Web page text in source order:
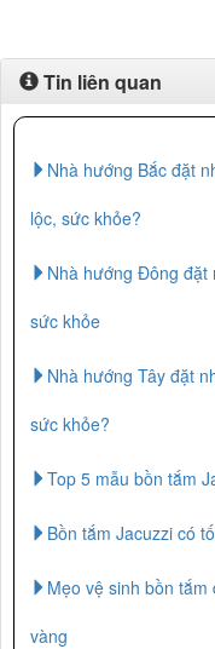
Tin liên quan
Nhà hướng Bắc đặt
lộc, sức khỏe?
Nhà hướng Đông đặt
sức khỏe
Nhà hướng Tây đặt
sức khỏe?
Top 5 mẫu bồn tắm
Bồn tắm Jacuzzi có
Mẹo vệ sinh bồn
vàng